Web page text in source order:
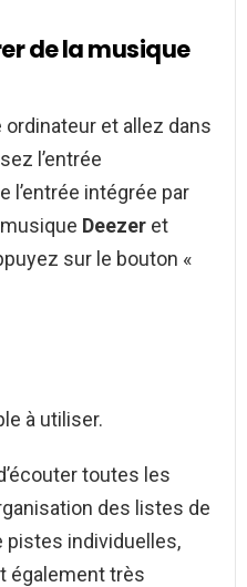
de la musique
et allez dans
l’entrée
l’entrée intégrée par
Deezer et
sur le bouton «
à utiliser.
toutes les
des listes de
pistes individuelles,
également très